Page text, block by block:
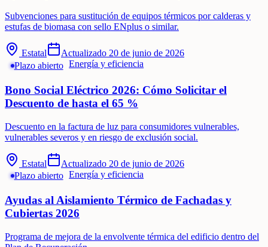
Subvenciones para sustitución de equipos térmicos por calderas y
estufas de biomasa con sello ENplus o similar.
Estatal Actualizado 20 de junio de 2026
Plazo abierto Energía y eficiencia
Bono Social Eléctrico 2026: Cómo Solicitar el
Descuento de hasta el 65 %
Descuento en la factura de luz para consumidores vulnerables,
vulnerables severos y en riesgo de exclusión social.
Estatal Actualizado 20 de junio de 2026
Plazo abierto Energía y eficiencia
Ayudas al Aislamiento Térmico de Fachadas y
Cubiertas 2026
Programa de mejora de la envolvente térmica del edificio dentro del